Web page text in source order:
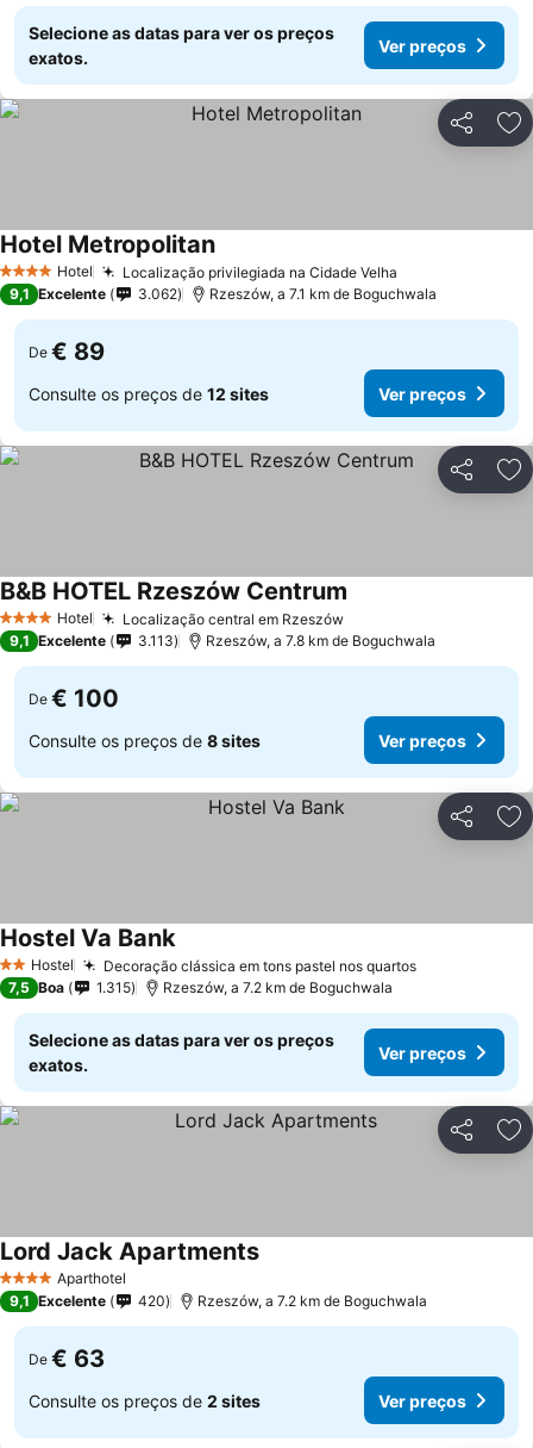
Selecione as datas para ver os preços
exatos.
Ver preços
Partilhar
4 EstrelasHotel Localização privilegiada na Cidade Velha
Hotel Metropolitan
9,1 Excelente 3.062 Rzeszów, a 7.1 km de Boguchwala
De € 89
Consulte os preços de 12 sites Ver preços
Partilhar
4 EstrelasHotel Localização central em Rzeszów
B&B HOTEL Rzeszów Centrum
9,1 Excelente 3.113 Rzeszów, a 7.8 km de Boguchwala
De € 100
Consulte os preços de 8 sites Ver preços
Partilhar
2 Estrelas
Hostel Decoração clássica em tons pastel nos quartos
Hostel Va Bank
7,5 Boa 1.315 Rzeszów, a 7.2 km de Boguchwala
Selecione as datas para ver os preços
exatos.
Ver preços
Partilhar
4 EstrelasAparthotel
Lord Jack Apartments
9,1 Excelente 420 Rzeszów, a 7.2 km de Boguchwala
De € 63
Consulte os preços de 2 sites Ver preços